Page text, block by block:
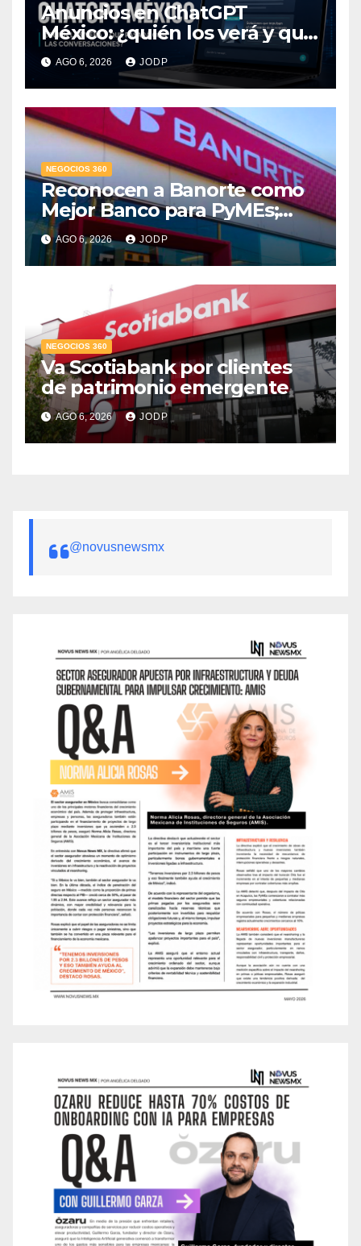
Anuncios en ChatGPT
México: ¿quién los verá y qué
pasará con las
conversaciones?
AGO 6, 2026 JODP
NEGOCIOS 360
Reconocen a Banorte como
Mejor Banco para PyMEs;
supera 14% del mercado
crediticio
AGO 6, 2026 JODP
NEGOCIOS 360
Va Scotiabank por clientes
de patrimonio emergente
AGO 6, 2026 JODP
@novusnewsmx